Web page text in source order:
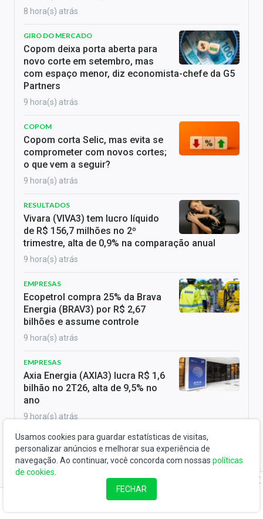
8 hora(s) atrás
GIRO DO MERCADO
Copom deixa porta aberta para
novo corte em setembro, mas
com espaço menor, diz economista-chefe da G5
Partners
9 hora(s) atrás
COPOM
Copom corta Selic, mas evita se
comprometer com novos cortes;
o que vem a seguir?
9 hora(s) atrás
RESULTADOS
Vivara (VIVA3) tem lucro líquido
de R$ 156,7 milhões no 2º
trimestre, alta de 0,9% na comparação anual
9 hora(s) atrás
EMPRESAS
Ecopetrol compra 25% da Brava
Energia (BRAV3) por R$ 2,67
bilhões e assume controle
9 hora(s) atrás
EMPRESAS
Axia Energia (AXIA3) lucra R$ 1,6
bilhão no 2T26, alta de 9,5% no
ano
9 hora(s) atrás
RENDA FIXA
Selic a 14%: Quanto rendem R$
10 mil na poupança, CDB, LCA,
Usamos cookies para guardar estatísticas de visitas,
personalizar anúncios e melhorar sua experiência de
navegação. Ao continuar, você concorda com nossas políticas
de cookies
FECHAR